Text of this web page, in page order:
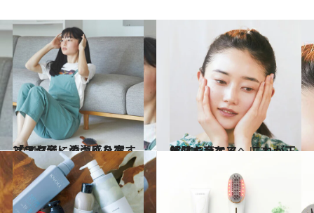
2021.7.4
マスク姿に清潔感を宿す 「ツヤ髪」のつくり方
ビューティ＆ヘルス 2021.3.27
美肌を育てる、 これが正解スキンケア
ビューティ＆ヘルス